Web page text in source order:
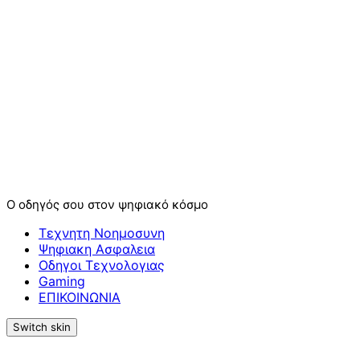
Ο οδηγός σου στον ψηφιακό κόσμο
Τεχνητη Νοημοσυνη
Ψηφιακη Ασφαλεια
Οδηγοι Τεχνολογιας
Gaming
ΕΠΙΚΟΙΝΩΝΙΑ
Switch skin